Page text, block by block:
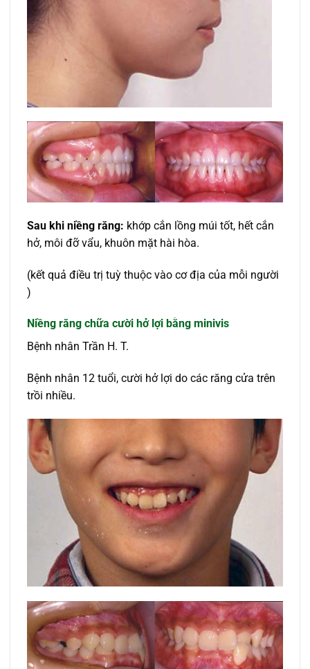
Sau khi niềng răng: khớp cắn lồng múi tốt, hết cắn
hở, môi đỡ vẩu, khuôn mặt hài hòa.
(kết quả điều trị tuỳ thuộc vào cơ địa của mỗi người
)
Niềng răng chữa cười hở lợi bằng minivis
Bệnh nhân Trần H. T.
Bệnh nhân 12 tuổi, cười hở lợi do các răng cửa trên
trồi nhiều.